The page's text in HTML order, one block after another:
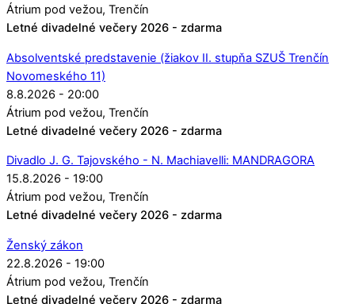
Átrium pod vežou Trenčín
Letné divadelné večery 2026 - zdarma
Absolventské predstavenie (žiakov II. stupňa SZUŠ Trenčín
Novomeského 11)
8.8.2026 - 20:00
Átrium pod vežou Trenčín
Letné divadelné večery 2026 - zdarma
Divadlo J. G. Tajovského - N. Machiavelli: MANDRAGORA
15.8.2026 - 19:00
Átrium pod vežou Trenčín
Letné divadelné večery 2026 - zdarma
Ženský zákon
22.8.2026 - 19:00
Átrium pod vežou Trenčín
Letné divadelné večery 2026 - zdarma